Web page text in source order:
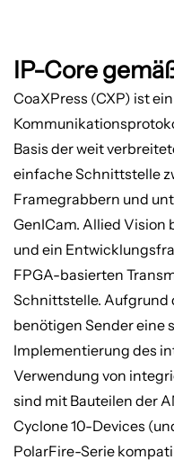
IP-Core
CoaXPress (CXP) ist
Basis der weit
einfache Schnittstelle
Framegrabbern und
GenICam. Allied Vision
und ein
FPGA-basierten
Schnittstelle. Aufgrund
benötigen Sender eine
Implementierung des
Verwendung von
sind mit Bauteilen der
Cyclone 10-Devices
PolarFire-Serie